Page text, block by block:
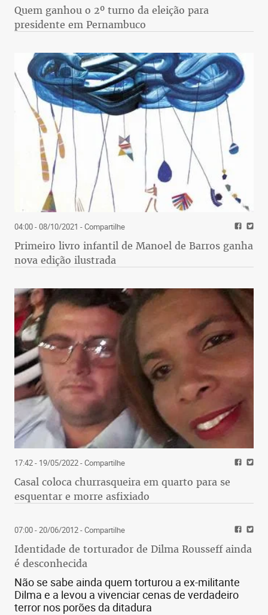
Quem ganhou o 2º turno da eleição para
presidente em Pernambuco
04:00 - 08/10/2021 - Compartilhe
Primeiro livro infantil de Manoel de Barros ganha
nova edição ilustrada
17:42 - 19/05/2022- Compartilhe
Casal coloca churrasqueira em quarto para se
esquentar e morre asfixiado
07:00 - 20/06/2012- Compartilhe
Identidade de torturador de Dilma Rousseff ainda
é desconhecida
Não se sabe ainda quem torturou a ex-militante
Dilma e a levou a vivenciar cenas de verdadeiro
terror nos porões da ditadura